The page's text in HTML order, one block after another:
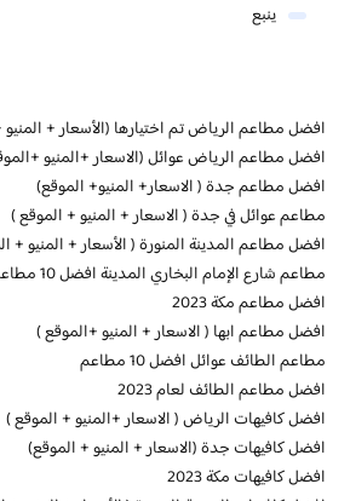
ينبع
افضل مطاعم الرياض تم اختيارها (الأسعار +
افضل مطاعم الرياض عوائل (الاسعار +المنيو
افضل مطاعم جدة ( الاسعار+ المنيو+ الموقع)
مطاعم عوائل في جدة ( الاسعار + المنيو + الموقع )
افضل مطاعم المدينة المنورة ( الأسعار + المنيو +
مطاعم شارع الإمام البخاري المدينة افضل 10 مطاعم ينصح بها
افضل مطاعم مكة 2023
افضل مطاعم ابها ( الاسعار + المنيو +الموقع )
مطاعم الطائف عوائل افضل 10 مطاعم
افضل مطاعم الطائف لعام 2023
افضل كافيهات الرياض ( الاسعار +المنيو + الموقع )
افضل كافيهات جدة (الاسعار + المنيو + الموقع)
افضل كافيهات مكة 2023